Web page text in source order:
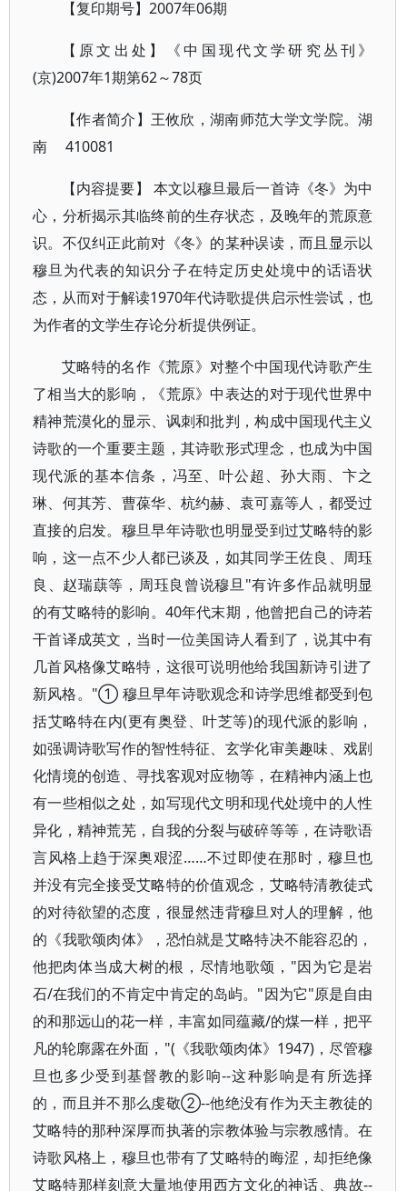
【复印期号】2007年06期
【原文出处】《中国现代文学研究丛刊》
(京)2007年1期第62～78页
【作者简介】王攸欣，湖南师范大学文学院。湖
南 410081
【内容提要】 本文以穆旦最后一首诗《冬》为中
心，分析揭示其临终前的生存状态，及晚年的荒原意
识。不仅纠正此前对《冬》的某种误读，而且显示以
穆旦为代表的知识分子在特定历史处境中的话语状
态，从而对于解读1970年代诗歌提供启示性尝试，也
为作者的文学生存论分析提供例证。
艾略特的名作《荒原》对整个中国现代诗歌产生
了相当大的影响，《荒原》中表达的对于现代世界中
精神荒漠化的显示、讽刺和批判，构成中国现代主义
诗歌的一个重要主题，其诗歌形式理念，也成为中国
现代派的基本信条，冯至、叶公超、孙大雨、卞之
琳、何其芳、曹葆华、杭约赫、袁可嘉等人，都受过
直接的启发。穆旦早年诗歌也明显受到过艾略特的影
响，这一点不少人都已谈及，如其同学王佐良、周珏
良、赵瑞蕻等，周珏良曾说穆旦"有许多作品就明显
的有艾略特的影响。40年代末期，他曾把自己的诗若
干首译成英文，当时一位美国诗人看到了，说其中有
几首风格像艾略特，这很可说明他给我国新诗引进了
新风格。"① 穆旦早年诗歌观念和诗学思维都受到包
括艾略特在内(更有奥登、叶芝等)的现代派的影响，
如强调诗歌写作的智性特征、玄学化审美趣味、戏剧
化情境的创造、寻找客观对应物等，在精神内涵上也
有一些相似之处，如写现代文明和现代处境中的人性
异化，精神荒芜，自我的分裂与破碎等等，在诗歌语
言风格上趋于深奥艰涩……不过即使在那时，穆旦也
并没有完全接受艾略特的价值观念，艾略特清教徒式
的对待欲望的态度，很显然违背穆旦对人的理解，他
的《我歌颂肉体》，恐怕就是艾略特决不能容忍的，
他把肉体当成大树的根，尽情地歌颂，"因为它是岩
石/在我们的不肯定中肯定的岛屿。"因为它"原是自由
的和那远山的花一样，丰富如同蕴藏/的煤一样，把平
凡的轮廓露在外面，"(《我歌颂肉体》1947)，尽管穆
旦也多少受到基督教的影响--这种影响是有所选择
的，而且并不那么虔敬②--他绝没有作为天主教徒的
艾略特的那种深厚而执著的宗教体验与宗教感情。在
诗歌风格上，穆旦也带有了艾略特的晦涩，却拒绝像
艾略特那样刻意大量地使用西方文化的神话、典故--